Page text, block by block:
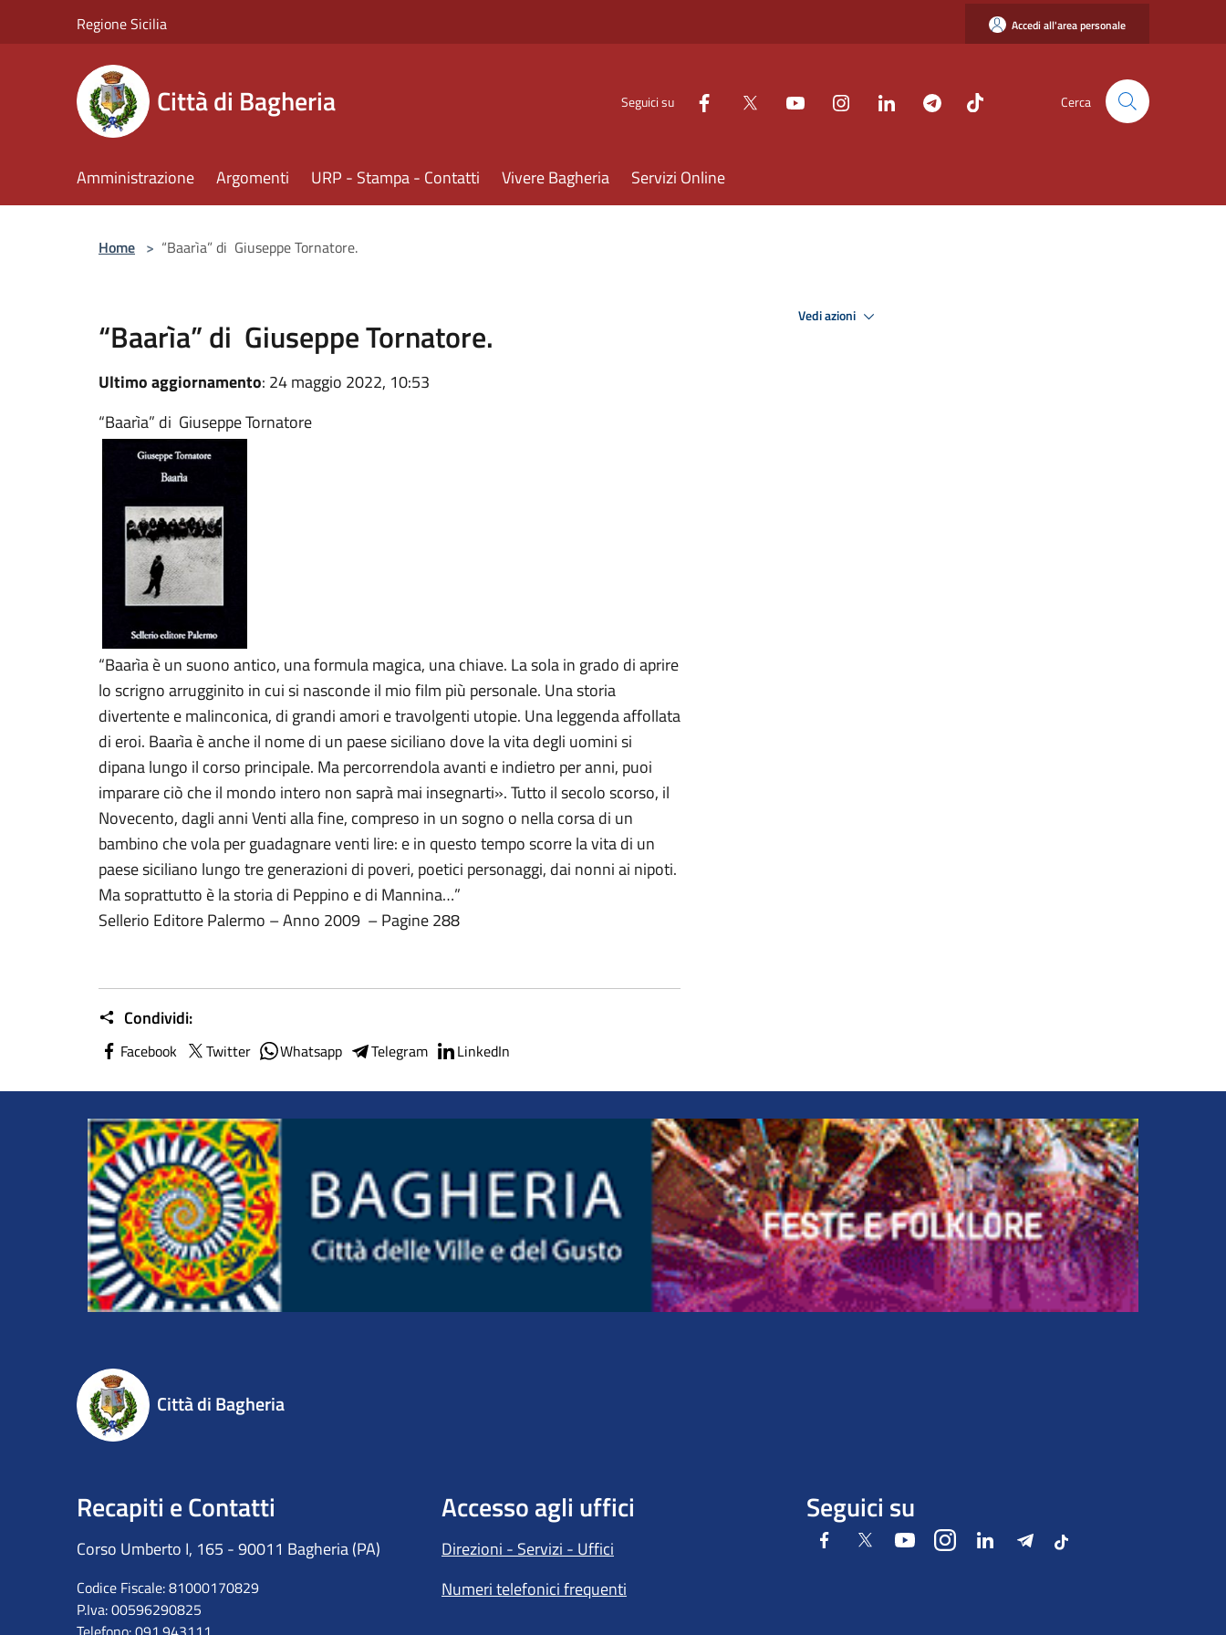
Regione Sicilia Accedi all'area personale
Città di Bagheria Seguici su Cerca
Amministrazione Argomenti URP - Stampa - Contatti Vivere Bagheria Servizi Online
Home > “Baarìa” di Giuseppe Tornatore.
“Baarìa” di Giuseppe Tornatore.
Ultimo aggiornamento: 24 maggio 2022, 10:53
“Baarìa” di Giuseppe Tornatore
“Baarìa è un suono antico, una formula magica, una chiave. La sola in grado di aprire
lo scrigno arrugginito in cui si nasconde il mio film più personale. Una storia
divertente e malinconica, di grandi amori e travolgenti utopie. Una leggenda affollata
di eroi. Baarìa è anche il nome di un paese siciliano dove la vita degli uomini si
dipana lungo il corso principale. Ma percorrendola avanti e indietro per anni, puoi
imparare ciò che il mondo intero non saprà mai insegnarti». Tutto il secolo scorso, il
Novecento, dagli anni Venti alla fine, compreso in un sogno o nella corsa di un
bambino che vola per guadagnare venti lire: e in questo tempo scorre la vita di un
paese siciliano lungo tre generazioni di poveri, poetici personaggi, dai nonni ai nipoti.
Ma soprattutto è la storia di Peppino e di Mannina…”
Sellerio Editore Palermo – Anno 2009 – Pagine 288
Condividi:
Facebook Twitter Whatsapp Telegram LinkedIn
Vedi azioni
Città di Bagheria
Recapiti e Contatti
Corso Umberto I, 165 - 90011 Bagheria (PA)
Codice Fiscale: 81000170829
P.Iva: 00596290825
Accesso agli uffici
Direzioni - Servizi - Uffici
Numeri telefonici frequenti
Seguici su
FacebookTwitter YoutubeInstagramLinkedIn Telegram
Tiktok